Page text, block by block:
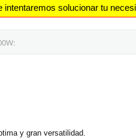
solucionar tu
y gran versatilidad.